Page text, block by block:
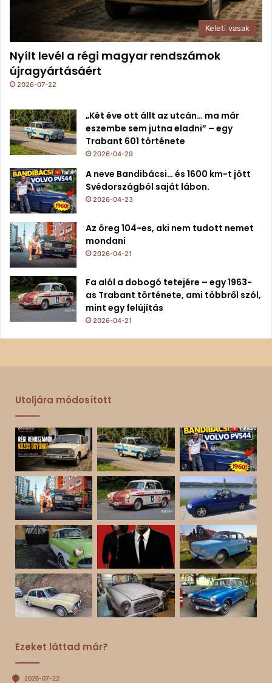
Keleti vasak
Nyílt levél a régi magyar rendszámok
újragyártásáért
2026-07-22
„Két éve ott állt az utcán… ma már
eszembe sem jutna eladni” – egy
Trabant 601 története
2026-04-29
A neve Bandibácsi… és 1600 km-t jött
Svédországból saját lábon.
2026-04-23
Az öreg 104-es, aki nem tudott nemet
mondani
2026-04-21
Fa alól a dobogó tetejére – egy 1963-
as Trabant története, ami többről szól,
mint egy felújítás
2026-04-21
Utoljára módosított
Ezeket láttad már?
2026-07-22